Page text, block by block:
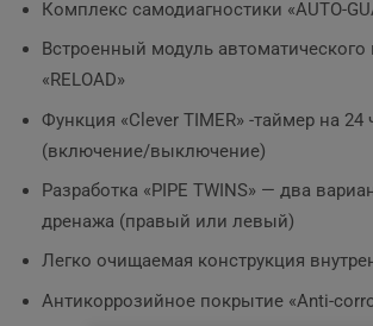
Комплекс самодиагностики «AUTO-
Встроенный модуль автоматического
«RELOAD»
Функция «Сlever TIMER» -таймер на 24
(включение/выключение)
Разработка «PIPE TWINS» — два
дренажа (правый или левый)
Легко очищаемая конструкция
Антикоррозийное покрытие «Anti-